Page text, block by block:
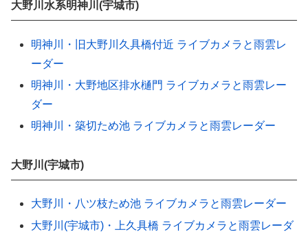
大野川水系明神川(宇城市)
明神川・旧大野川久具橋付近 ライブカメラと雨雲レ
ーダー
明神川・大野地区排水樋門 ライブカメラと雨雲レー
ダー
明神川・築切ため池 ライブカメラと雨雲レーダー
大野川(宇城市)
大野川・八ツ枝ため池 ライブカメラと雨雲レーダー
大野川(宇城市)・上久具橋 ライブカメラと雨雲レーダ